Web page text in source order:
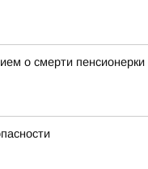
о смерти